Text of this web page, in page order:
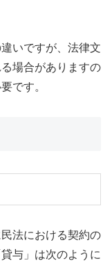
いですが、法律文
場合がありますの
です。
法における契約の
与」は次のように